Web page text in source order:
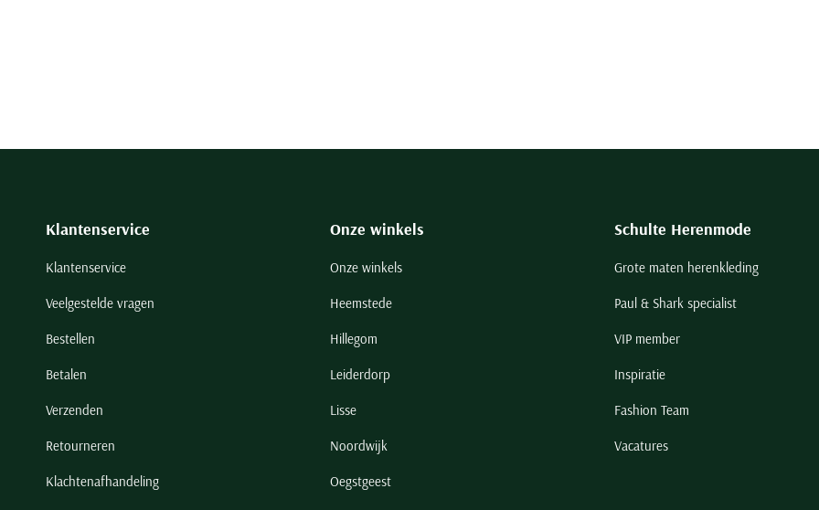
Klantenservice
Klantenservice
Veelgestelde vragen
Bestellen
Betalen
Verzenden
Retourneren
Klachtenafhandeling
Onze winkels
Onze winkels
Heemstede
Hillegom
Leiderdorp
Lisse
Noordwijk
Oegstgeest
Schulte Herenmode
Grote maten herenkleding
Paul & Shark specialist
VIP member
Inspiratie
Fashion Team
Vacatures